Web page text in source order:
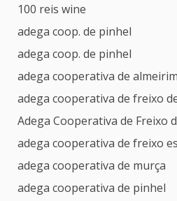
100 reis wine
adega coop. de pinhel
adega coop. de pinhel
adega cooperativa de almeirim
adega cooperativa de freixo
Adega Cooperativa de Freixo
adega cooperativa de freixo
adega cooperativa de murça
adega cooperativa de pinhel